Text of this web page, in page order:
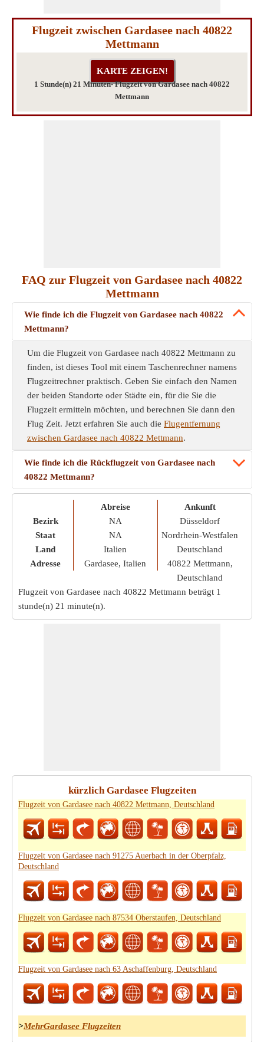
Flugzeit zwischen Gardasee nach 40822
Mettmann
1 Stunde(n) 21 Minuten- Flugzeit von Gardasee nach 40822
Mettmann
FAQ zur Flugzeit von Gardasee nach 40822
Mettmann
Wie finde ich die Flugzeit von Gardasee nach 40822
Mettmann?
Um die Flugzeit von Gardasee nach 40822 Mettmann zu
finden, ist dieses Tool mit einem Taschenrechner namens
Flugzeitrechner praktisch. Geben Sie einfach den Namen
der beiden Standorte oder Städte ein, für die Sie die
Flugzeit ermitteln möchten, und berechnen Sie dann den
Flug Zeit. Jetzt erfahren Sie auch die Flugentfernung
zwischen Gardasee nach 40822 Mettmann.
Wie finde ich die Rückflugzeit von Gardasee nach
40822 Mettmann?
Bezirk
Staat
Land
Adresse
Abreise
NA
NA
Italien
Gardasee, Italien
Ankunft
Düsseldorf
Nordrhein-Westfalen
Deutschland
40822 Mettmann,
Deutschland
Flugzeit von Gardasee nach 40822 Mettmann beträgt 1
stunde(n) 21 minute(n).
kürzlich Gardasee Flugzeiten
Flugzeit von Gardasee nach 40822 Mettmann, Deutschland
Flugzeit von Gardasee nach 91275 Auerbach in der Oberpfalz,
Deutschland
Flugzeit von Gardasee nach 87534 Oberstaufen, Deutschland
Flugzeit von Gardasee nach 63 Aschaffenburg, Deutschland
>MehrGardasee Flugzeiten